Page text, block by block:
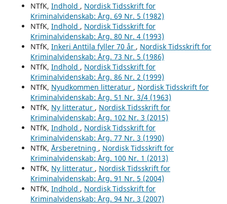
NTfK, Indhold , Nordisk Tidsskrift for
Kriminalvidenskab: Årg. 69 Nr. 5 (1982)
NTfK, Indhold , Nordisk Tidsskrift for
Kriminalvidenskab: Årg. 80 Nr. 4 (1993)
NTfK, Inkeri Anttila fyller 70 år , Nordisk Tidsskrift for
Kriminalvidenskab: Årg. 73 Nr. 5 (1986)
NTfK, Indhold , Nordisk Tidsskrift for
Kriminalvidenskab: Årg. 86 Nr. 2 (1999)
NTfK, Nyudkommen litteratur , Nordisk Tidsskrift for
Kriminalvidenskab: Årg. 51 Nr. 3/4 (1963)
NTfK, Ny litteratur , Nordisk Tidsskrift for
Kriminalvidenskab: Årg. 102 Nr. 3 (2015)
NTfK, Indhold , Nordisk Tidsskrift for
Kriminalvidenskab: Årg. 77 Nr. 3 (1990)
NTfK, Årsberetning , Nordisk Tidsskrift for
Kriminalvidenskab: Årg. 100 Nr. 1 (2013)
NTfK, Ny litteratur , Nordisk Tidsskrift for
Kriminalvidenskab: Årg. 91 Nr. 5 (2004)
NTfK, Indhold , Nordisk Tidsskrift for
Kriminalvidenskab: Årg. 94 Nr. 3 (2007)